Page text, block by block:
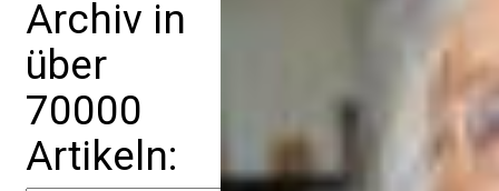
Archiv in
über
70000
Artikeln: